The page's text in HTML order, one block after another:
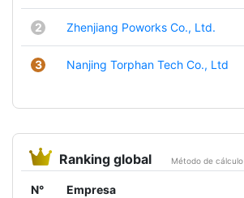
2 Zhenjiang Poworks Co., Ltd.
3 Nanjing Torphan Tech Co., Ltd
Ranking global Método de cálculo
N° Empresa